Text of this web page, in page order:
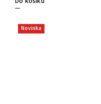
Novinka